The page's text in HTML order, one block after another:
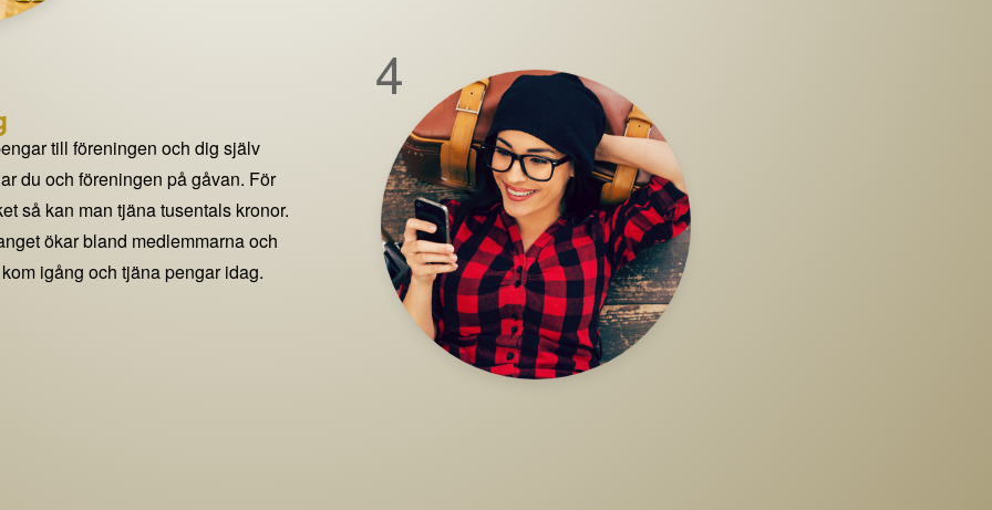
4
till föreningen och dig själv
du och föreningen på gåvan. För
så kan man tjäna tusentals kronor.
ökar bland medlemmarna och
igång och tjäna pengar idag.